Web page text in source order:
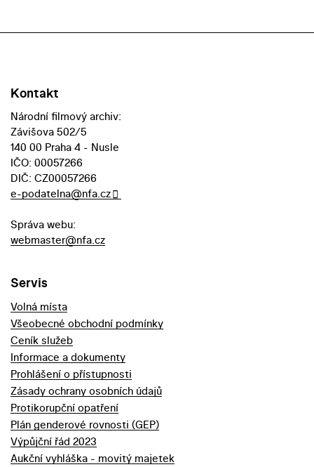
Kontakt
Národní filmový archiv:
Závišova 502/5
140 00 Praha 4 - Nusle
IČO: 00057266
DIČ: CZ00057266
e-podatelna@nfa.cz
Správa webu:
webmaster@nfa.cz
Servis
Volná místa
Všeobecné obchodní podmínky
Ceník služeb
Informace a dokumenty
Prohlášení o přístupnosti
Zásady ochrany osobních údajů
Protikorupční opatření
Plán genderové rovnosti (GEP)
Výpůjční řád 2023
Aukční vyhláška - movitý majetek